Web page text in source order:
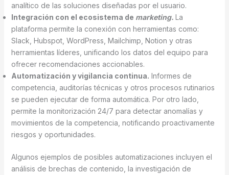
analítico de las soluciones diseñadas por el usuario.
Integración con el ecosistema de marketing. La
plataforma permite la conexión con herramientas como:
Slack, Hubspot, WordPress, Mailchimp, Notion y otras
herramientas líderes, unificando los datos del equipo para
ofrecer recomendaciones accionables.
Automatización y vigilancia continua. Informes de
competencia, auditorías técnicas y otros procesos rutinarios
se pueden ejecutar de forma automática. Por otro lado,
permite la monitorización 24/7 para detectar anomalías y
movimientos de la competencia, notificando proactivamente
riesgos y oportunidades.
Algunos ejemplos de posibles automatizaciones incluyen el
análisis de brechas de contenido, la investigación de